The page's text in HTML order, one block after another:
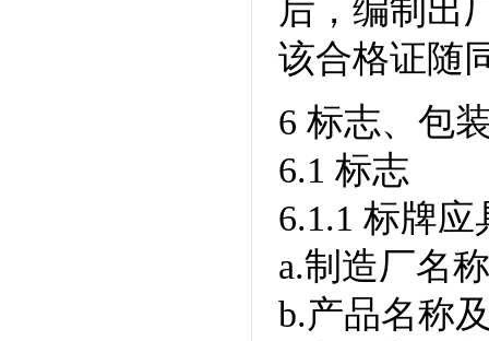
后，编制出
该合格证随
6 标志、包
6.1 标志
6.1.1 标牌
a.制造厂名
b.产品名称